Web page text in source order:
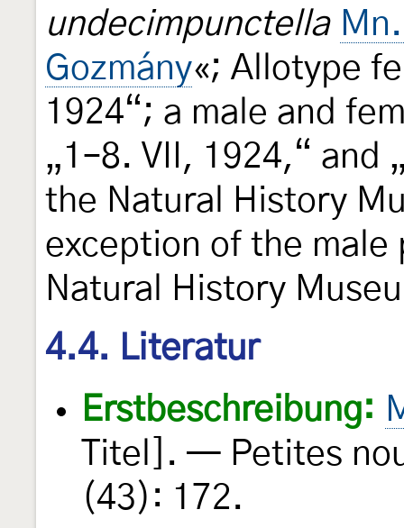
undecimpunctella
Gozmány«; Allotype
1924“; a male and
„1–8. VII, 1924,“ and
the Natural History
exception of the
Natural History
4.4. Literatur
Erstbeschreibung:
Titel]. — Petites
(43): 172.